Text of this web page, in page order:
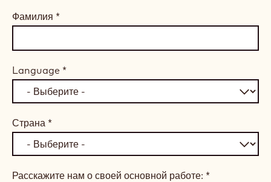
Фамилия *
Language *
Страна *
Расскажите нам о своей основной работе: *